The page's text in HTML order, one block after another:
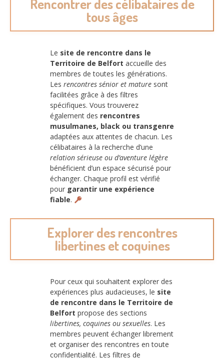
Rencontrer des célibataires de
tous âges
Le site de rencontre dans le
Territoire de Belfort accueille des
membres de toutes les générations.
Les rencontres sénior et mature sont
facilitées grâce à des filtres
spécifiques. Vous trouverez
également des rencontres
musulmanes, black ou transgenre
adaptées aux attentes de chacun. Les
célibataires à la recherche d’une
relation sérieuse ou d’aventure légère
bénéficient d’un espace sécurisé pour
échanger. Chaque profil est vérifié
pour garantir une expérience
fiable.
Explorer des rencontres
libertines et coquines
Pour ceux qui souhaitent explorer des
expériences plus audacieuses, le site
de rencontre dans le Territoire de
Belfort propose des sections
libertines, coquines ou sexuelles. Les
membres peuvent échanger librement
et organiser des rencontres en toute
confidentialité. Les filtres de